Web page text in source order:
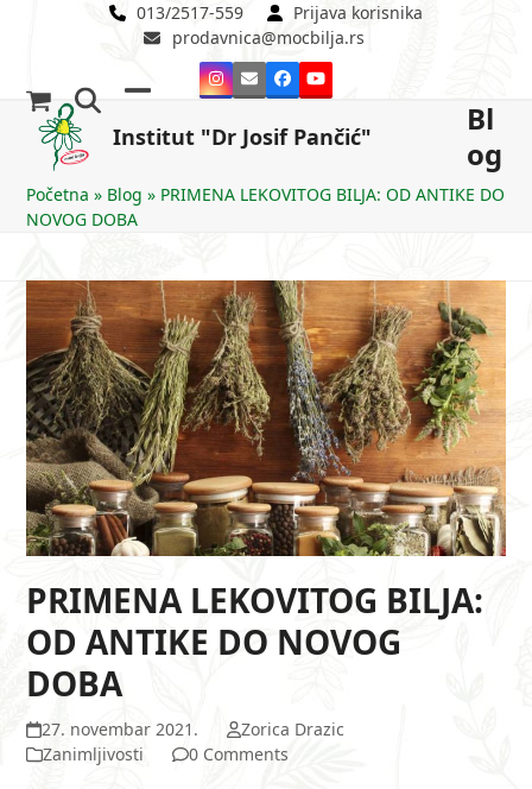
013/2517-559
Prijava korisnika
prodavnica@mocbilja.rs
Instagram
EmailFacebookYouTube
Institut "Dr Josif Pančić"
mobile
menu
mobile
menu
Bl
og
Početna » Blog » PRIMENA LEKOVITOG BILJA: OD ANTIKE DO
NOVOG DOBA
PRIMENA LEKOVITOG BILJA:
OD ANTIKE DO NOVOG
DOBA
27. novembar 2021.
Zorica Drazic
Zanimljivosti
0 Comments